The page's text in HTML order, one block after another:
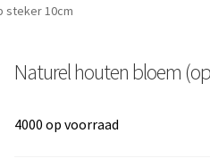
steker 10cm
Naturel houten bloem
4000 op voorraad